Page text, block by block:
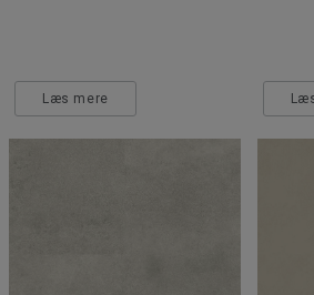
Læs mere